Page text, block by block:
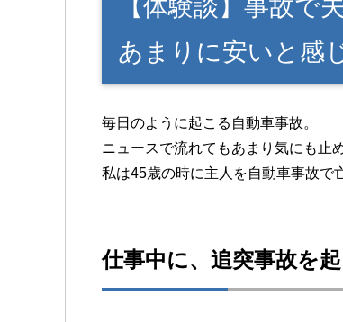
【体験談】事故で
あまりに安いと感
毎日のように起こる自動車事故。
ニュースで流れてもあまり気にも止
私は45歳の時に主人を自動車事故で
仕事中に、追突事故を